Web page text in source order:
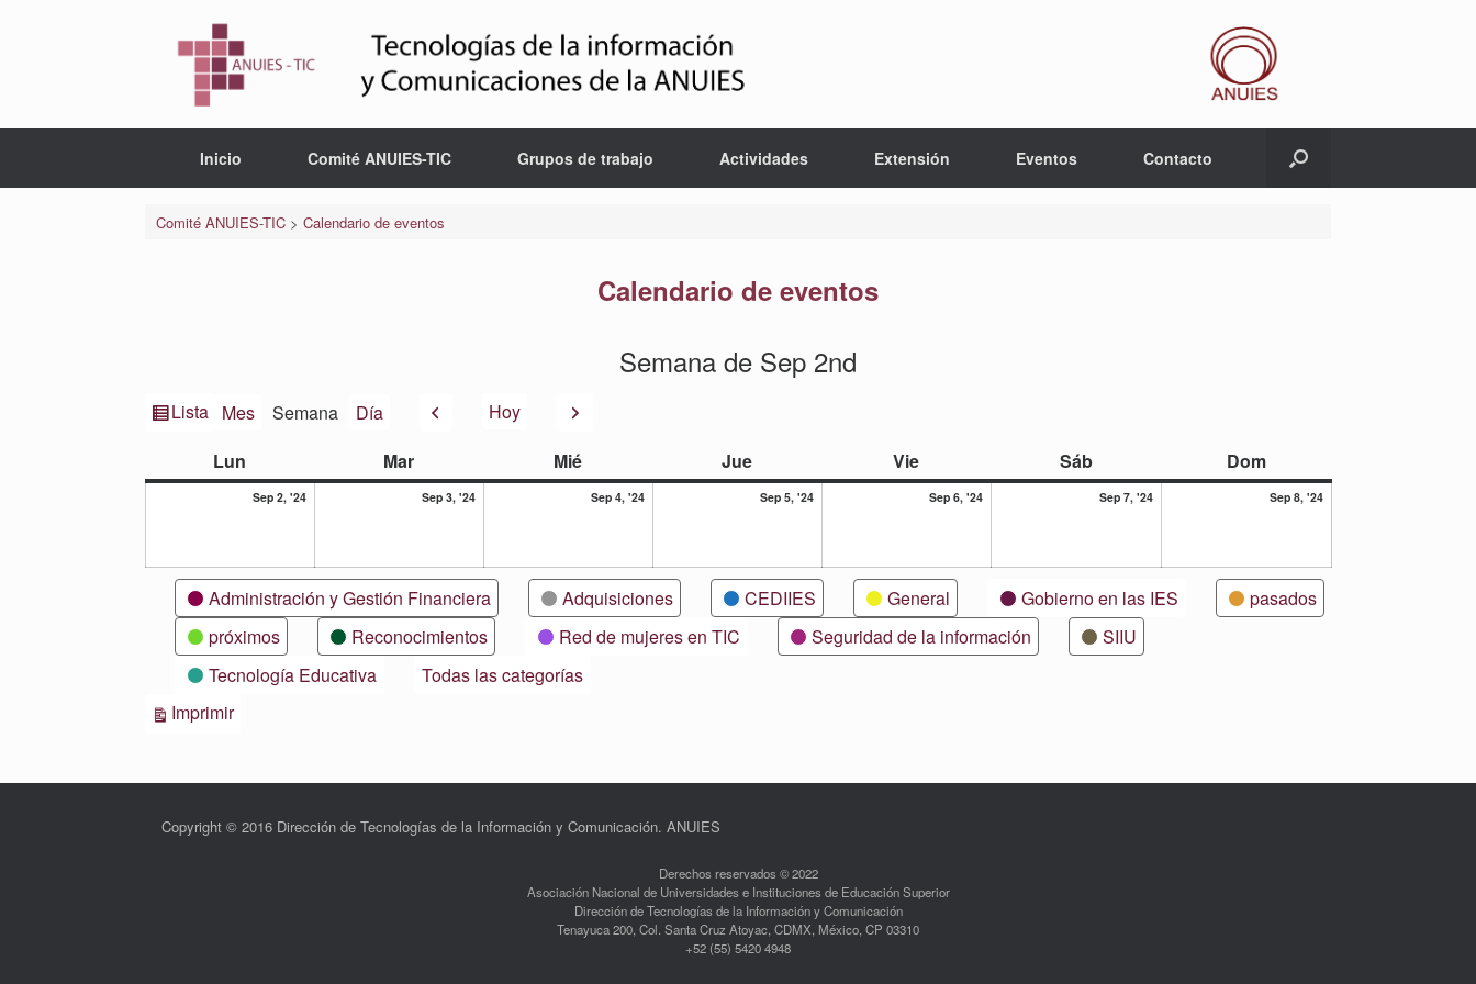
Inicio Comité ANUIES-TIC Grupos de trabajo Actividades Extensión Eventos Contacto
Comité ANUIES-TIC> Calendario de eventos
Calendario de eventos
Semana de Sep 2nd
Ver
Lista Mes Semana Día AnteriorHoy Siguiente
Lun Marmartes Miémiércoles Juejueves Vieviernes Sábsábado Domdomingo
Sep 2, '242
Sep 3, '243
Sep 4, '244
Sep 5, '245
Sep 6, '246
Sep 7, '247
Sep 8, '248
CategoríasAdministración y Gestión Financiera Adquisiciones CEDIIES General Gobierno en las IES
pasados
próximos
Reconocimientos Red de mujeres en TIC Seguridad de la información
SIIU
Tecnología Educativa
Todas las categorías
ImprimirVistas
Copyright © 2016 Dirección de Tecnologías de la Información y Comunicación. ANUIES
Derechos reservados © 2022
Asociación Nacional de Universidades e Instituciones de Educación Superior
Dirección de Tecnologías de la Información y Comunicación
Tenayuca 200, Col. Santa Cruz Atoyac, CDMX, México, CP 03310
+52 (55) 5420 4948